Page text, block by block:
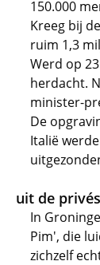
150.000
Kreeg bij
ruim 1,3
Werd op
herdacht.
minister-
De
Italië
uit de
In
Pim', die
zichzelf